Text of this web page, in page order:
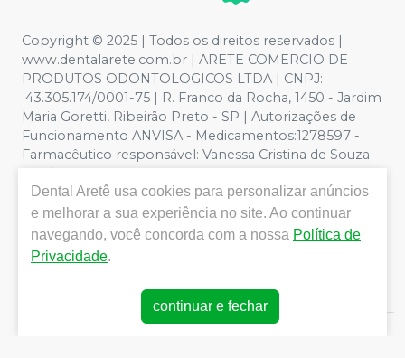
Copyright © 2025 | Todos os direitos reservados |
www.dentalarete.com.br | ARETE COMERCIO DE
PRODUTOS ODONTOLOGICOS LTDA | CNPJ:
43.305.174/0001-75 | R. Franco da Rocha, 1450 - Jardim
Maria Goretti, Ribeirão Preto - SP | Autorizações de
Funcionamento ANVISA - Medicamentos:1278597 -
Farmacêutico responsável: Vanessa Cristina de Souza
CRF/SP nº 52627 | Política de Privacidade e Segurança -
Fotos meramente ilustrativas - Os preços e condições
da loja virtual estão sujeitos a alterações. Em caso de
divergência de preços no site, o valor válido é o do
Carrinho de Compra. Não vendemos por atacado, por
isso nos reservamos o direito de não atender compras
de grandes volumes pelo site.
Dental Aretê usa cookies para personalizar anúncios
e melhorar a sua experiência no site. Ao continuar
navegando, você concorda com a nossa Política de
Privacidade.
continuar e fechar